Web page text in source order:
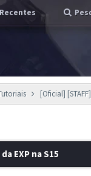
Recentes
[Oficial]
EXP na S15